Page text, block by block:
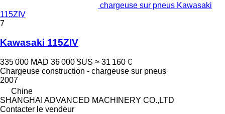
chargeuse sur pneus Kawasaki
115ZIV
7
Kawasaki 115ZIV
335 000 MAD 36 000 $US ≈ 31 160 €
Chargeuse construction - chargeuse sur pneus
2007
Chine
SHANGHAI ADVANCED MACHINERY CO.,LTD
Contacter le vendeur